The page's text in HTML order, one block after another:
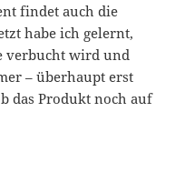
findet auch die
habe ich gelernt,
verbucht wird und
– überhaupt erst
das Produkt noch auf